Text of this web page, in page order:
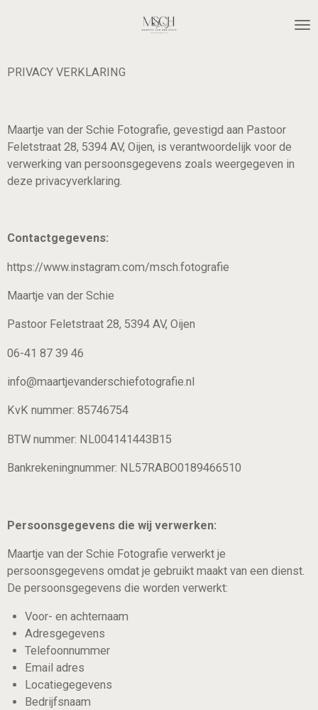
de
PRIVACY VERKLARING
Maartje van der Schie Fotografie, gevestigd aan Pastoor
Feletstraat 28, 5394 AV, Oijen, is verantwoordelijk voor de
verwerking van persoonsgegevens zoals weergegeven in
deze privacyverklaring.
Contactgegevens:
https://www.instagram.com/msch.fotografie
Maartje van der Schie
Pastoor Feletstraat 28, 5394 AV, Oijen
06-41 87 39 46
info@maartjevanderschiefotografie.nl
KvK nummer: 85746754
BTW nummer: NL004141443B15
Bankrekeningnummer: NL57RABO0189466510
Persoonsgegevens die wij verwerken:
Maartje van der Schie Fotografie verwerkt je
persoonsgegevens omdat je gebruikt maakt van een dienst.
De persoonsgegevens die worden verwerkt:
Voor- en achternaam
Adresgegevens
Telefoonnummer
Email adres
Locatiegegevens
Bedrijfsnaam